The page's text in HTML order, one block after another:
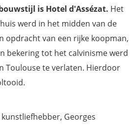
is Hotel d'Assézat. Het
werd in het midden van de
opdracht van een rijke koopman,
bekering tot het calvinisme werd
Toulouse te verlaten. Hierdoor
Georges